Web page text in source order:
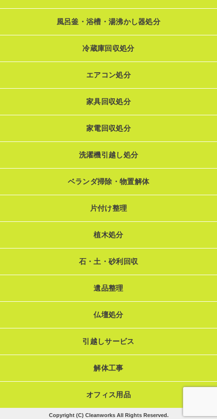
風呂釜・浴槽・湯沸かし器処分
冷蔵庫回収処分
エアコン処分
家具回収処分
家電回収処分
洗濯機引越し処分
ベランダ掃除・物置解体
片付け整理
植木処分
石・土・砂利回収
遺品整理
仏壇処分
引越しサービス
解体工事
オフィス用品
Copyright (C) Cleanworks All Rights Reserved.